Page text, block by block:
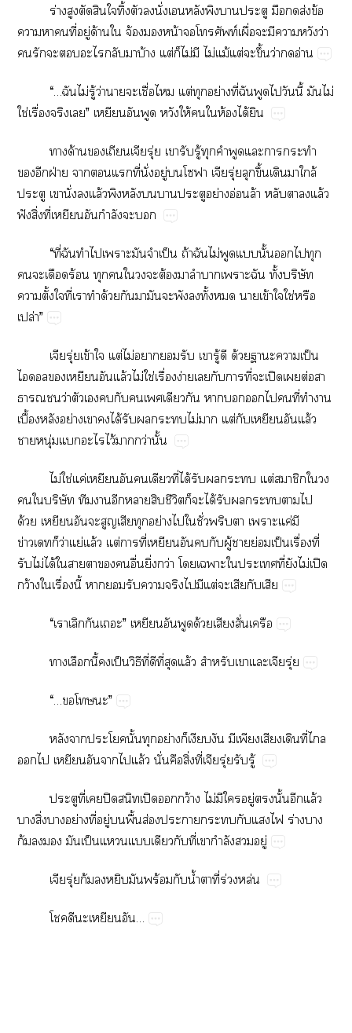
ร่​​​​​ิ้​​​ั่​​​​​​​​ส่​ข้​
​​​ี่​ู่​ด้​​จ้​​น้​​ท์​ื่​​​​​ว่​
​​​​​​​บ้​ต่​​ไม่​​ไม่​ม้​ต่​​ึ้​ว่​​อ่
“…​ไม่​ู้​ว่​​​ื่​​ต่​​ย่​ี่​​​​​ี้​​ไม่​
ใช่​ื่​​”​​​​​ให้​​​ห้​ได้​
​ด้​ุ่​​​ู้​​​​​​​​
​​ฝ่​​​​ี่​ั่​ู่​​​ุ่​​ึ้​​​ล้​
​​ั่​​ล้​​​​​​ย่​อ่​ล้​​​​ล้​
ฟั​ิ่​ี่​​​ำ​​
“​ี่​​​​​​​ป็​ถ้​​ไม่​​​ั้​​​​
​​​ร้​​​​​​ต้​​​​​ั้​ิ​
​ั้​​ี่​​​ด้​​​​​​​ั้​​​ข้​​ใช่​​
ปล่”
ุ่​ข้​​ต่​ไม่​​​​​ู้​​ด้​​​ป็​
​​​ล้​ไม่​ใช่​ื่​ง่​​​​ี่​​ปิ​​ต่​​
​​​ว่​​​​​​​​​​​​​​ี่​​​
ื้​​ย่​​​ได้​​​​​ไม่​​ต่​​​​ล้​
​ุ่​​​ไว้​​ว่​ั้
ไม่​ใช่​ค่​​​​​ี่​ได้​​​​​ต่​​​​
​​ิ​​​​​​ี​​​ได้​​​​​​​
ด้​​​​​​​ย่​​​ั่​​​​ค่​​
ข่​ว่​ย่​ล้​ต่​​ี่​​​​​ู้​​ย่​ป็​ื่​ี่​
​ไม่​ได้​​​​​​ื่​ิ่​ว่​​​​​ี่​​ไม่​ปิ​
ว้​​ื่​ี้​​​​​​​​ต่​​​​
“​​​​”​​​​ด้​​ั่​
​​ี้​​ป็​ิ​ี่​​ี่​​ล้​​​ุ่
“…​​”
​​​ั้​​ย่​​​​​​​​ี่​​
​​​​​​ล้​ั่​​ิ่​ี่ุ่​​ู้
​ี่​​ปิ​​ปิ​​ว้​ไม่​​​ู่​​ั้​​ล้​
​ิ่​​ย่​ี่​ู่​​ื้​ส่​​​​​​​ร่​​
ก้​​​​ป็​​​​​ี่​​ำ​​ู่
ุ่​ก้​​​​ร้​​น้ำ​​ี่​ร่​ล่
​​​​…